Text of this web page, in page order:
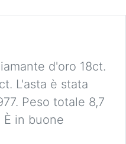
d'oro 18ct.
L'asta è stata
Peso totale 8,7
È in buone